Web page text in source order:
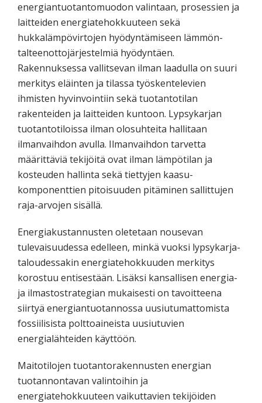
energiantuotantomuodon valintaan, prosessien ja
laitteiden energiatehokkuuteen sekä
hukkalämpövirtojen hyödyntämiseen lämmön-
talteenottojärjestelmiä hyödyntäen.
Rakennuksessa vallitsevan ilman laadulla on suuri
merkitys eläinten ja tilassa työskentelevien
ihmisten hyvinvointiin sekä tuotantotilan
rakenteiden ja laitteiden kuntoon. Lypsykarjan
tuotantotiloissa ilman olosuhteita hallitaan
ilmanvaihdon avulla. Ilmanvaihdon tarvetta
määrittäviä tekijöitä ovat ilman lämpötilan ja
kosteuden hallinta sekä tiettyjen kaasu-
komponenttien pitoisuuden pitäminen sallittujen
raja-arvojen sisällä.
Energiakustannusten oletetaan nousevan
tulevaisuudessa edelleen, minkä vuoksi lypsykarja-
taloudessakin energiatehokkuuden merkitys
korostuu entisestään. Lisäksi kansallisen energia-
ja ilmastostrategian mukaisesti on tavoitteena
siirtyä energiantuotannossa uusiutumattomista
fossiilisista polttoaineista uusiutuvien
energialähteiden käyttöön.
Maitotilojen tuotantorakennusten energian
tuotannontavan valintoihin ja
energiatehokkuuteen vaikuttavien tekijöiden